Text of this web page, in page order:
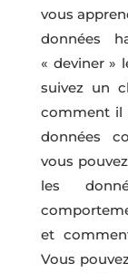
vous
données
« deviner »
suivez un
comment il
données
vous
les
et
Vous